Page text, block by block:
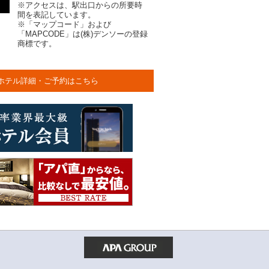
※アクセスは、駅出口からの所要時
間を表記しています。
※「マップコード」および
「MAPCODE」は(株)デンソーの登録
商標です。
テル詳細・ご予約はこちら